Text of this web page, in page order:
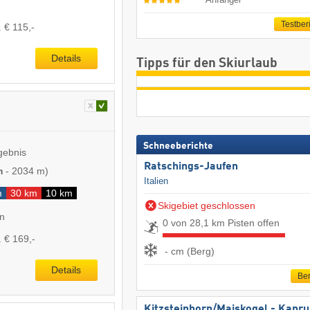
€ 115,-
Details
- 2034 m)
30 km 10 km
€ 169,-
Details
Tipps für den Skiurlaub
Schneeberichte
Ratschings-Jaufen
Italien
Skigebiet geschlossen
0 von 28,1 km Pisten offen
- cm (Berg)